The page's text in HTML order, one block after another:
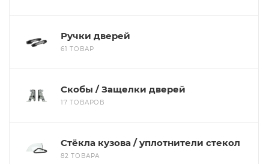
Ручки дверей
61 ТОВАР
Скобы / Защелки дверей
17 ТОВАРОВ
Стёкла кузова / уплотнители стекол
82 ТОВАРА